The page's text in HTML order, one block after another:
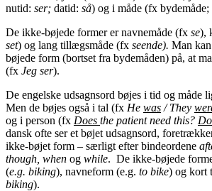
nutid: ser; datid: så) og i måde (fx bydemåde;
De ikke-bøjede former er navnemåde (fx se),
set) og lang tillægsmåde (fx seende). Man
bøjede form (bortset fra bydemåden) på, at
(fx Jeg ser).
De engelske udsagnsord bøjes i tid og måde
Men de bøjes også i tal (fx He was / They
og i person (fx Does the patient need this? Do
dansk ofte ser et bøjet udsagnsord,
ikke-bøjet form – særligt efter bindeordene
though, when og while. De ikke-bøjede
(e.g. biking), navneform (e.g. to bike) og kort
biking).